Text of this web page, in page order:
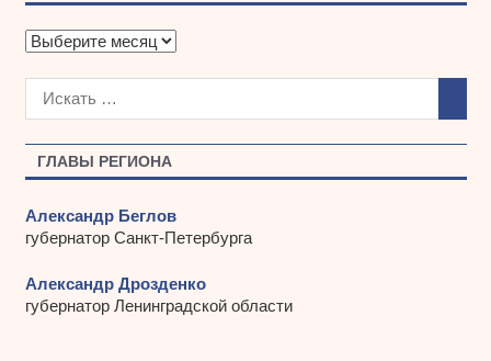
ГЛАВЫ РЕГИОНА
Александр Беглов
губернатор Санкт-Петербурга
Александр Дрозденко
губернатор Ленинградской области
А
х
ы